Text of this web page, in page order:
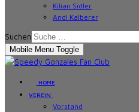
Kilian Sidler
Andi Kalberer
Suchen
Mobile Menu Toggle
HOME
VEREIN
Vorstand